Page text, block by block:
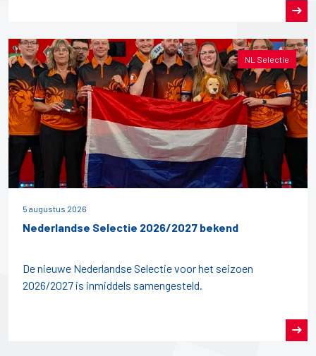
NL Selectie
5 augustus 2026
Nederlandse Selectie 2026/2027 bekend
De nieuwe Nederlandse Selectie voor het seizoen
2026/2027 is inmiddels samengesteld.